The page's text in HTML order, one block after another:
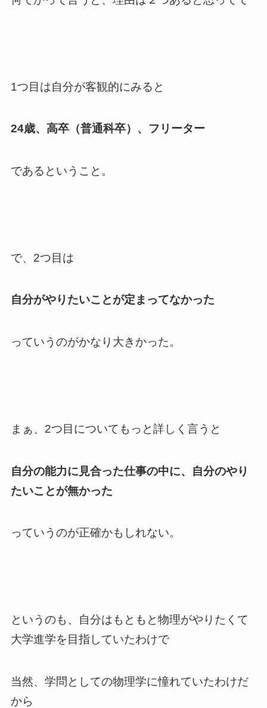
1つ目は自分が客観的にみると
24歳、高卒（普通科卒）、フリーター
であるということ。
で、2つ目は
自分がやりたいことが定まってなかった
っていうのがかなり大きかった。
まぁ、2つ目についてもっと詳しく言うと
自分の能力に見合った仕事の中に、自分のやり
たいことが無かった
っていうのが正確かもしれない。
というのも、自分はもともと物理がやりたくて
大学進学を目指していたわけで
当然、学問としての物理学に憧れていたわけだ
から